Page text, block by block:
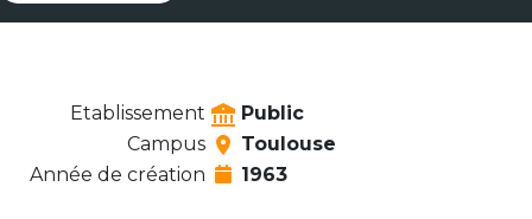
Etablissement
Public
Campus
Toulouse
Année de création
1963